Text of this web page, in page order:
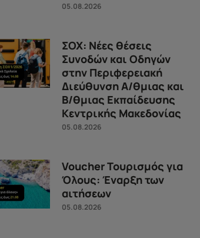
05.08.2026
ΣΟΧ: Νέες θέσεις
Συνοδών και Οδηγών
στην Περιφερειακή
Διεύθυνση Α/θμιας και
Β/θμιας Εκπαίδευσης
Κεντρικής Μακεδονίας
05.08.2026
Voucher Τουρισμός για
Όλους: Έναρξη των
αιτήσεων
05.08.2026